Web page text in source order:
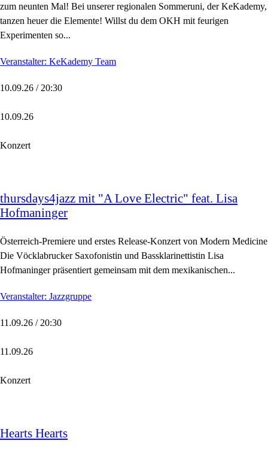
zum neunten Mal! Bei unserer regionalen Sommeruni, der KeKademy,
tanzen heuer die Elemente! Willst du dem OKH mit feurigen
Experimenten so...
Veranstalter: KeKademy Team
10.09.26 / 20:30
10.09.26
Konzert
thursdays4jazz mit "A Love Electric" feat. Lisa
Hofmaninger
Österreich-Premiere und erstes Release-Konzert von Modern Medicine
Die Vöcklabrucker Saxofonistin und Bassklarinettistin Lisa
Hofmaninger präsentiert gemeinsam mit dem mexikanischen...
Veranstalter: Jazzgruppe
11.09.26 / 20:30
11.09.26
Konzert
Hearts Hearts